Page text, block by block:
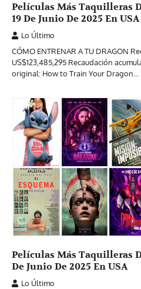
Películas Más Taquilleras
19 De Junio De 2025 En USA
Lo Último
CÓMO ENTRENAR A TU DRAGON
US$123,485,295 Recaudación
original: How to Train Your Dragon…
Películas Más Taquilleras
De Junio De 2025 En USA
Lo Último